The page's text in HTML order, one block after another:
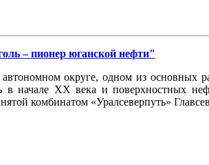
– пионер юганской нефти"
округе, одном из основных
начале ХХ века и поверхностных
комбинатом «Уралсеверпуть»